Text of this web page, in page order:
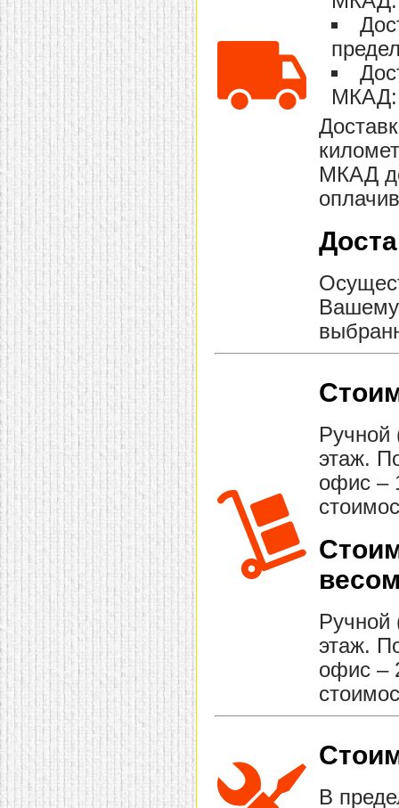
домашнем использовании.
Эта мебель имеет
некоторые преимущества
перед той же стенкой для
гостиной, к примеру,
поскольку она более
легкая и не загромождает
пространство. В спальне
этот предмет можно
поставить у изголовья
кровати, чтобы заполнить
пустующее там
место. Также стеллажи
очень часто используют в
качестве разграничителей
комнаты, например, на
рабочую зону и
пространство для отдыха.
Особенно это актуально
для однокомнатных
квартир.
МКАД:
МКАД
Вашему
Ручной
этаж.
офис –
Ручной
этаж.
офис –
В